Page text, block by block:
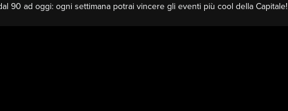
90 ad oggi: ogni settimana potrai vincere gli eventi più cool della Capitale!